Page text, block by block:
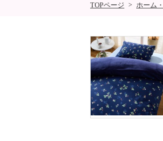
TOPページ > ホーム